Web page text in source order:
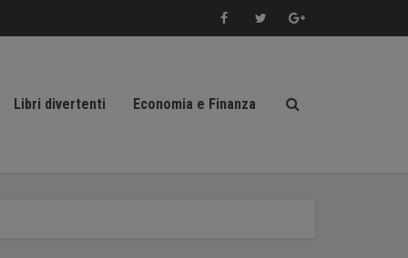
Libri divertenti Economia e Finanza